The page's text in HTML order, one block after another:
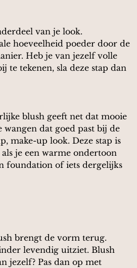
van je look.
hoeveelheid poeder door de
Heb je van jezelf volle
te tekenen, sla deze stap dan
blush geeft net dat mooie
wangen dat goed past bij de
make-up look. Deze stap is
je een warme ondertoon
foundation of iets dergelijks
brengt de vorm terug.
levendig uitziet. Blush
jezelf? Pas dan op met